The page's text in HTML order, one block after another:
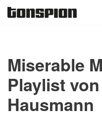
Miserable
Playlist
Hausmann